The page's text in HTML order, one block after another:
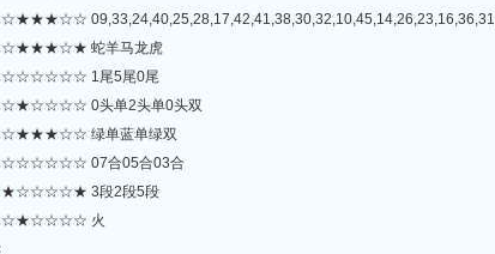
蛇羊马龙虎
1尾5尾0尾
0头单2头单0头双
绿单蓝单绿双
07合05合03合
3段2段5段
火